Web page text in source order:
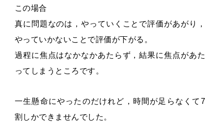
この場合
真に問題なのは，やっていくことで評価があがり，
やっていかないことで評価が下がる。
過程に焦点はなかなかあたらず，結果に焦点があた
ってしまうところです。
一生懸命にやったのだけれど，時間が足らなくて7
割しかできませんでした。